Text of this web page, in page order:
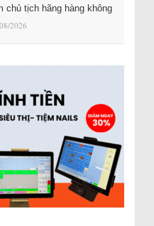
chủ tịch hãng hàng không
2026